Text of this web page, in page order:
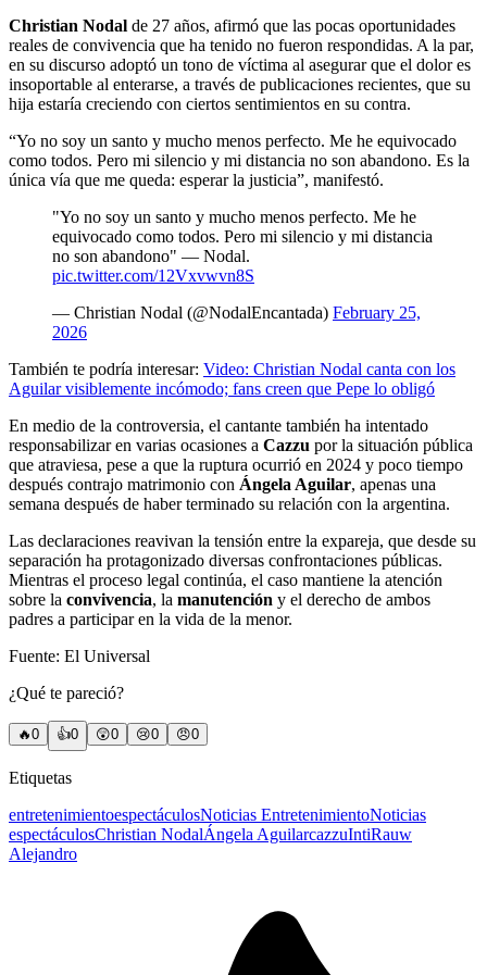
Christian Nodal de 27 años, afirmó que las pocas oportunidades
reales de convivencia que ha tenido no fueron respondidas. A la par,
en su discurso adoptó un tono de víctima al asegurar que el dolor es
insoportable al enterarse, a través de publicaciones recientes, que su
hija estaría creciendo con ciertos sentimientos en su contra.
“Yo no soy un santo y mucho menos perfecto. Me he equivocado
como todos. Pero mi silencio y mi distancia no son abandono. Es la
única vía que me queda: esperar la justicia”, manifestó.
"Yo no soy un santo y mucho menos perfecto. Me he
equivocado como todos. Pero mi silencio y mi distancia
no son abandono" — Nodal.
pic.twitter.com/12Vxvwvn8S
— Christian Nodal (@NodalEncantada) February 25,
2026
También te podría interesar: Video: Christian Nodal canta con los
Aguilar visiblemente incómodo; fans creen que Pepe lo obligó
En medio de la controversia, el cantante también ha intentado
responsabilizar en varias ocasiones a Cazzu por la situación pública
que atraviesa, pese a que la ruptura ocurrió en 2024 y poco tiempo
después contrajo matrimonio con Ángela Aguilar, apenas una
semana después de haber terminado su relación con la argentina.
Las declaraciones reavivan la tensión entre la expareja, que desde su
separación ha protagonizado diversas confrontaciones públicas.
Mientras el proceso legal continúa, el caso mantiene la atención
sobre la convivencia, la manutención y el derecho de ambos
padres a participar en la vida de la menor.
Fuente: El Universal
¿Qué te pareció?
🔥0 👍0 😲0 😢0 😠0
Etiquetas
entretenimientoespectáculosNoticias EntretenimientoNoticias
espectáculosChristian NodalÁngela AguilarcazzuIntiRauw
Alejandro